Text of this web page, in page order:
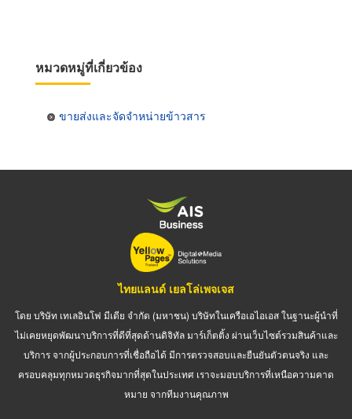
หมวดหมู่ที่เกี่ยวข้อง
ขายส่งและจัดจำหน่ายข้าวสาร
ไทยแลนด์ เยลโล่เพจเจส
โดย บริษัท เทเลอินโฟ มีเดีย จำกัด (มหาชน) บริษัทในเครือเอไอเอส ในฐานะผู้นำที่
ไม่เคยหยุดพัฒนาบริการที่ดีที่สุดด้านดิจิทัล มาร์เก็ตติ้ง ผ่านเว็บไซต์รวมสินค้าและ
บริการ จากผู้ประกอบการที่เชื่อถือได้ มีการตรวจสอบและยืนยันตัวตนจริง และ
ครอบคลุมทุกหมวดธุรกิจมากที่สุดในประเทศ เราจะมอบบริการที่เหนือความคาด
หมาย จากทีมงานคุณภาพ